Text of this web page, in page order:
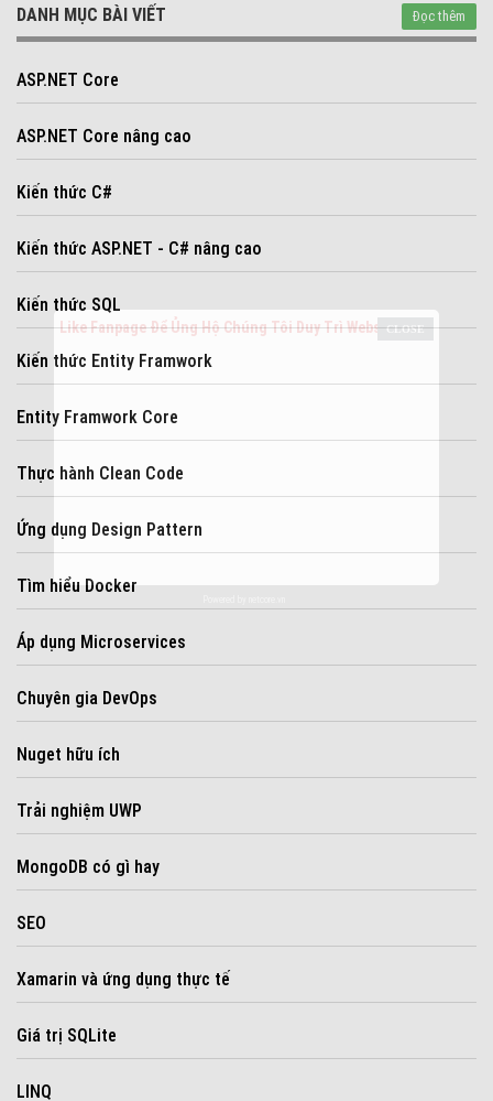
DANH MỤC BÀI VIẾT Đọc thêm
ASP.NET Core
ASP.NET Core nâng cao
Kiến thức C#
Kiến thức ASP.NET - C# nâng cao
Kiến thức SQL
Kiến thức Entity Framwork
Entity Framwork Core
Thực hành Clean Code
Ứng dụng Design Pattern
Tìm hiểu Docker
Áp dụng Microservices
Chuyên gia DevOps
Nuget hữu ích
Trải nghiệm UWP
MongoDB có gì hay
SEO
Xamarin và ứng dụng thực tế
Giá trị SQLite
LINQ
Like Fanpage Để Ủng Hộ Chúng Tôi Duy Trì Website